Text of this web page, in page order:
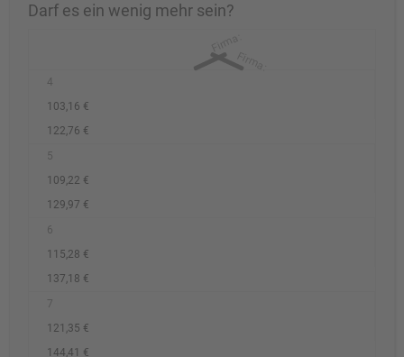
Darf es ein wenig mehr sein?
4
103,16 €
122,76 €
5
109,22 €
129,97 €
6
115,28 €
137,18 €
7
121,35 €
144,41 €